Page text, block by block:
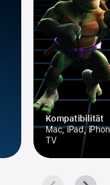
Kompa­tibilität
Mac, iPad,
TV